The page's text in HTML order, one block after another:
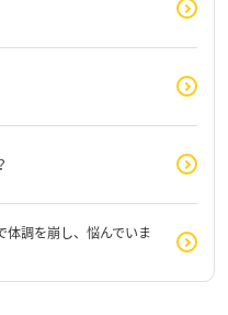
体調を崩し、悩んでいま